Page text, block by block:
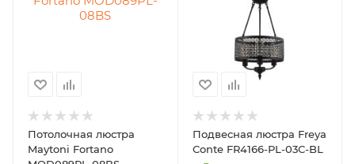
Потолочная люстра
Maytoni Fortano
Подвесная люстра Freya
Conte FR4166-PL-03C-BL